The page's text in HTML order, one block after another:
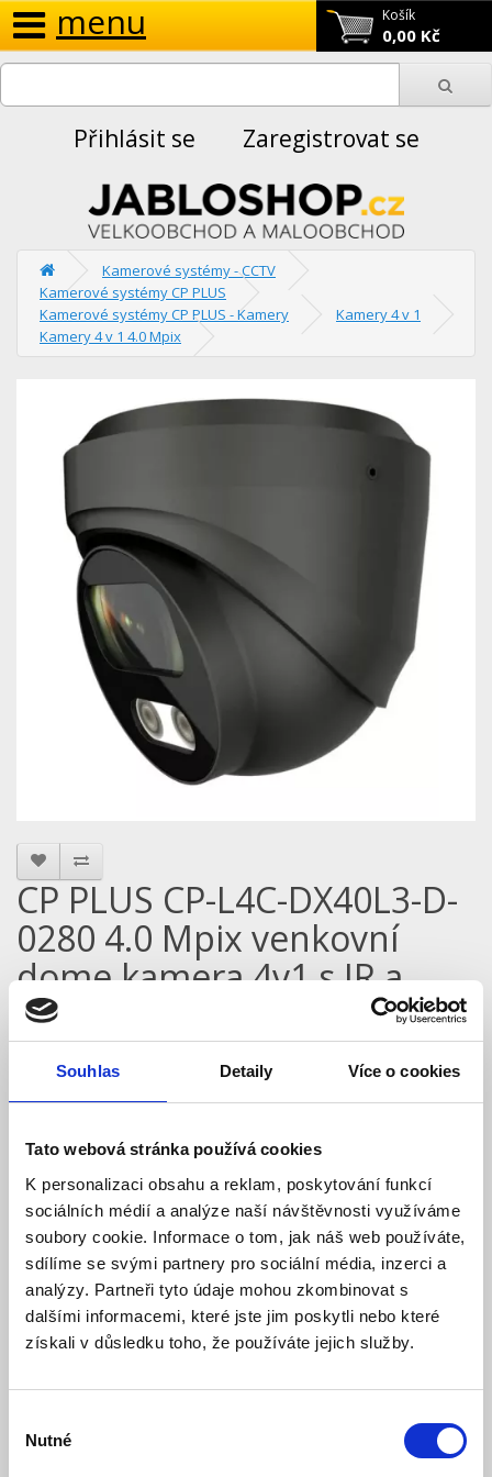
Souhlas Detaily Více o cookies
Tato webová stránka používá cookies
K personalizaci obsahu a reklam, poskytování funkcí
sociálních médií a analýze naší návštěvnosti využíváme
soubory cookie. Informace o tom, jak náš web používáte,
sdílíme se svými partnery pro sociální média, inzerci a
analýzy. Partneři tyto údaje mohou zkombinovat s
dalšími informacemi, které jste jim poskytli nebo které
získali v důsledku toho, že používáte jejich služby.
souhlasu
Nutné
Košík
0,00 Kč
menu
Přihlásit se Zaregistrovat se
Kamerové systémy - CCTV
Kamerové systémy CP PLUS
Kamerové systémy CP PLUS - Kamery
Kamery 4 v 1
Kamery 4 v 1 4.0 Mpix
CP PLUS CP-L4C-DX40L3-D-
0280 4.0 Mpix venkovní
dome kamera 4v1 s IR a
WDR
Model: CP-L4C-DX40L3-D-0280 | Výrobce:
Dostupnost:
Množství
Do košíku